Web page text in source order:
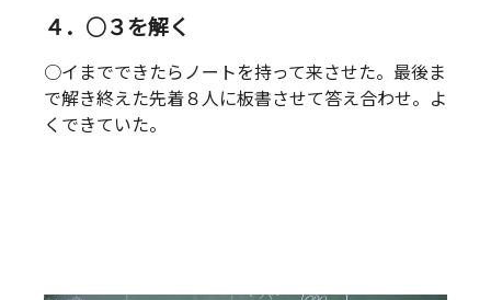
４．○３を解く
○イまでできたらノートを持って来させた。最後ま
で解き終えた先着８人に板書させて答え合わせ。よ
くできていた。